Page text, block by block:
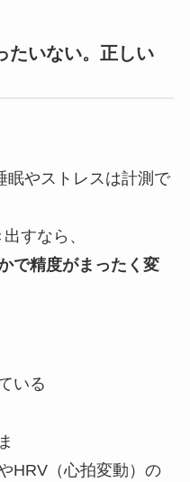
たいない。正しい
眠やストレスは計測で
すなら、
で精度がまったく変
いる
HRV（心拍変動）の